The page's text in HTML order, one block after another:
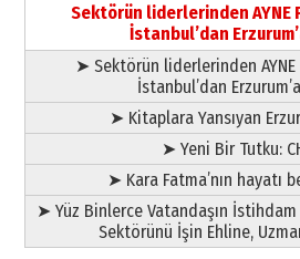
02 Ağustos 2026 Pazar
Sektörün liderlerinden
İstanbul’dan
➤ Sektörün liderlerinden
İstanbul’dan
➤ Kitaplara Yansıyan
➤ Yeni Bir Tutku:
➤ Kara Fatma’nın hayatı
➤ Yüz Binlerce Vatandaşın
Sektörünü İşin Ehline,